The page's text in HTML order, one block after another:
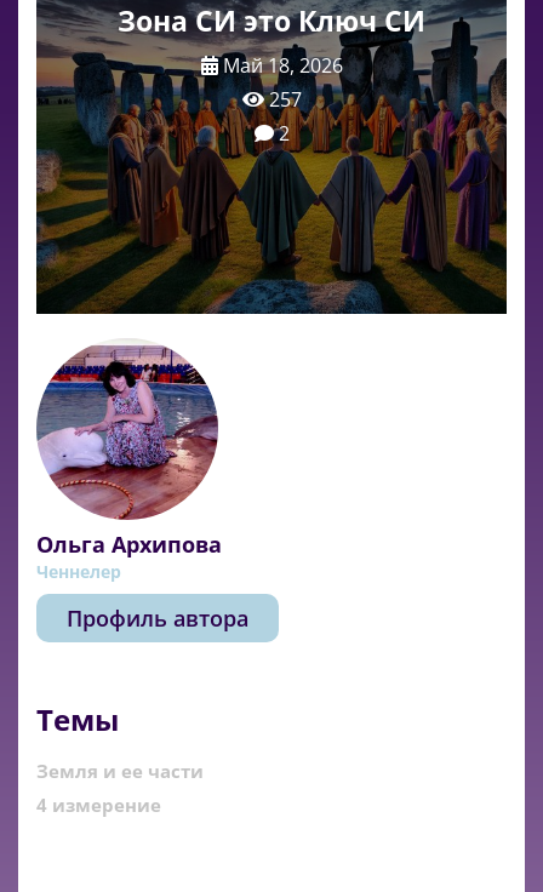
Зона СИ это Ключ СИ
Май 18, 2026
257
2
Ольга Архипова
Ченнелер
Профиль автора
Темы
Земля и ее части
4 измерение